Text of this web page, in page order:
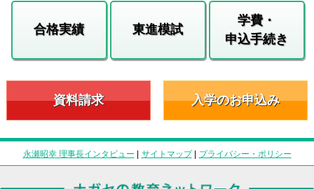
合格実績 東進模試
学費・
申込手続き
資料請求 入学のお申込み
永瀬昭幸 理事長インタビュー | サイトマップ| プライバシー・ポリシー